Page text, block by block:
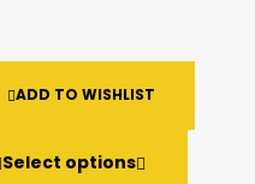
ADD TO WISHLIST
Select options